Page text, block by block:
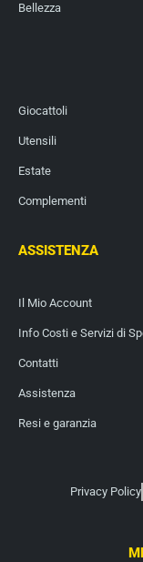
Bellezza
Giocattoli
Utensili
Estate
Complementi
ASSISTENZA
Il Mio Account
Info Costi e Servizi di
Contatti
Assistenza
Resi e garanzia
Privacy Policy